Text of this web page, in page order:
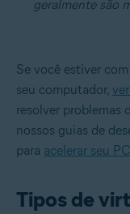
geralmente são
Se você estiver
seu computador,
resolver problemas
nossos guias de
para acelerar seu PC
Tipos de